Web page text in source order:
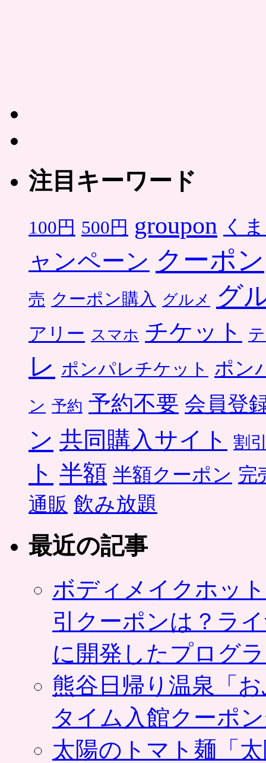
注目キーワード
100円 500円 groupon く
ャンペーン クーポン
売 クーポン購入 グルメ グ
アリー スマホ チケット
レ ポンパレチケット ポン
ン 予約 予約不要 会員登
ン 共同購入サイト 割
ト 半額 半額クーポン 完
通販 飲み放題
最近の記事
ボディメイクホッ
引クーポンは？ラ
に開発したプログ
熊谷日帰り温泉「
タイム入館クーポ
太陽のトマト麺「